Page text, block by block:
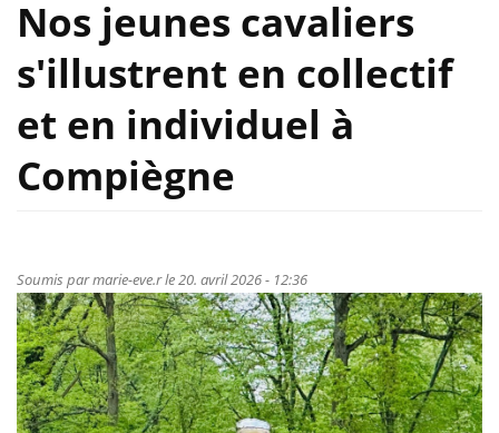
Nos jeunes cavaliers
s'illustrent en collectif
et en individuel à
Compiègne
Soumis parmarie-eve.rle 20. avril 2026 - 12:36